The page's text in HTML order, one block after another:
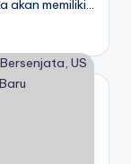
akan memiliki…